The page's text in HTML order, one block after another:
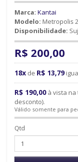
Marca: Kantai
Modelo: Metropolis 2
Disponibilidade:
R$ 200,00
18x de R$ 13,79
R$ 190,00 à vista
desconto).
Válido somente para
Qtd